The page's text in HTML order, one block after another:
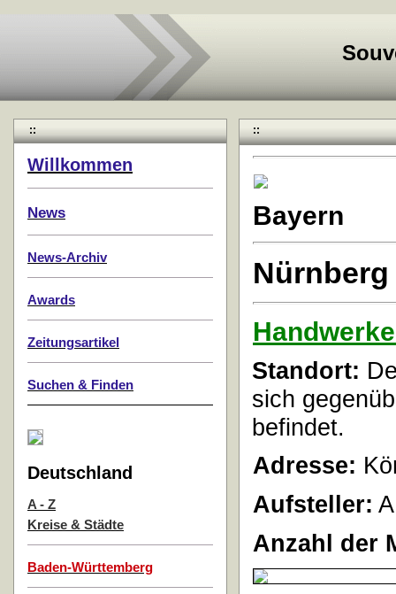
::
Willkommen
News
News-Archiv
Awards
Zeitungsartikel
Suchen & Finden
Deutschland
A - Z
Kreise & Städte
Baden-Württemberg
::
Bayern
Nürnberg
Standort:
sich
befindet.
Adresse:
Aufsteller:
Anzahl der